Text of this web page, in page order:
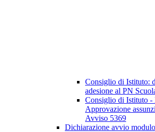
Consiglio di Istituto:
adesione al PN
Consiglio di Istituto -
Approvazione
Avviso 5369
Dichiarazione avvio